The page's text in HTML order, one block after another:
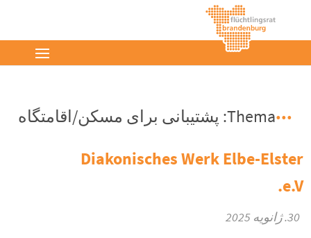
Thema: پشتیبانی برای مسکن/اقامتگاه
Diakonisches Werk Elbe-Elster
e.V.
30. ژانویه 2025